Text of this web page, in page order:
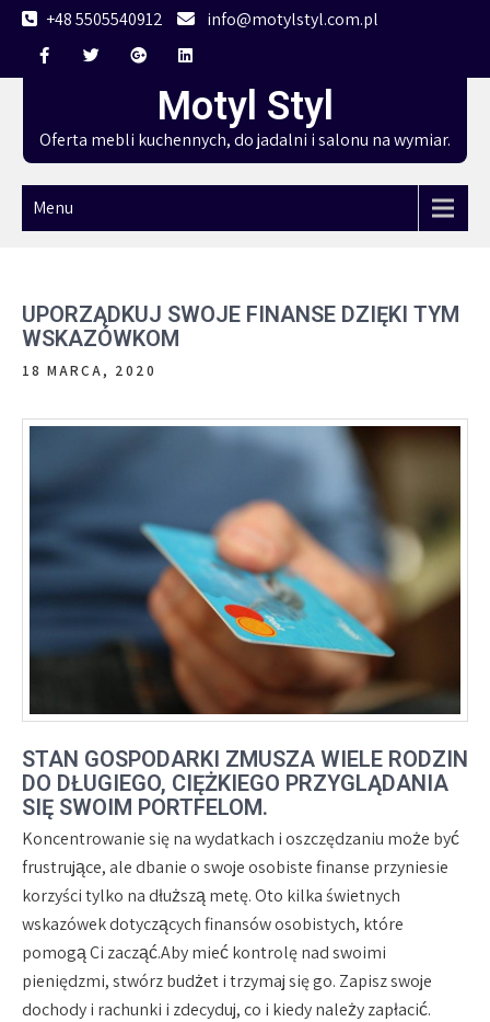
Skip
content
+48 5505540912 info@motylstyl.com.pl
Motyl Styl
Oferta mebli kuchennych, do jadalni i salonu na wymiar.
Menu
UPORZĄDKUJ SWOJE FINANSE DZIĘKI TYM
WSKAZÓWKOM
18 MARCA, 2020
STAN GOSPODARKI ZMUSZA WIELE RODZIN
DO DŁUGIEGO, CIĘŻKIEGO PRZYGLĄDANIA
SIĘ SWOIM PORTFELOM.
Koncentrowanie się na wydatkach i oszczędzaniu może być
frustrujące, ale dbanie o swoje osobiste finanse przyniesie
korzyści tylko na dłuższą metę. Oto kilka świetnych
wskazówek dotyczących finansów osobistych, które
pomogą Ci zacząć.Aby mieć kontrolę nad swoimi
pieniędzmi, stwórz budżet i trzymaj się go. Zapisz swoje
dochody i rachunki i zdecyduj, co i kiedy należy zapłacić.